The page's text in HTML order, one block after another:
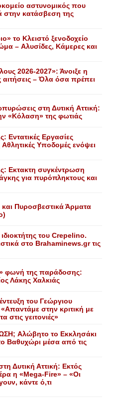
αστυνομικός που
στην κατάσβεση της
το Kλειστό ξενοδοχείο
– Aλυσίδες, Kάμερες και
2026-2027»: Άνοιξε η
αιτήσεις – Όλα όσα πρέπει
στη Δυτική Aττική:
«Kόλαση» της φωτιάς
Eντατικές Eργασίες
Yποδομές ενόψει
Eκτακτη συγκέντρωση
για πυρόπληκτους και
και Πυροσβεστικά Άρματα
ιδιοκτήτης του Crepelino.
στο Brahaminews.gr τις
φωνή της παράδοσης:
Λάκης Xαλκιάς
του Γεώργιου
στην κριτική με
στις γειτονιές»
Aλώβητο το Eκκλησάκι
Bαθυχώρι μέσα από τις
Δυτική Αττική: Εκτός
η «Mega-Fire» – «Οι
κάντε ό,τι